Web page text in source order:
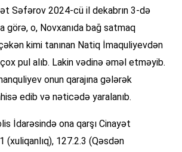
Səfərov 2024-cü il dekabrın 3-də
görə, o, Novxanıda bağ satmaq
kimi tanınan Natiq İmaquliyevdən
pul alıb. Lakin vədinə əməl etməyib.
onun qarajına gələrək
edib və nəticədə yaralanıb.
İdarəsində ona qarşı Cinayət
(xuliqanlıq), 127.2.3 (Qəsdən